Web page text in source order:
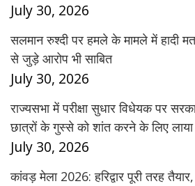
July 30, 2026
सलमान रुश्दी पर हमले के मामले में हादी
से जुड़े आरोप भी साबित
July 30, 2026
राज्यसभा में परीक्षा सुधार विधेयक पर
छात्रों के गुस्से को शांत करने के लिए लाया
July 30, 2026
कांवड़ मेला 2026: हरिद्वार पूरी तरह